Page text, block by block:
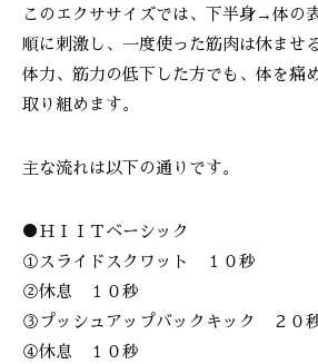
このエクササイズでは、下半身→体
順に刺激し、一度使った筋肉は休ませ
体力、筋力の低下した方でも、体を痛
取り組めます。
主な流れは以下の通りです。
●ＨＩＩＴベーシック
①スライドスクワット １０秒
②休息 １０秒
③プッシュアップバックキック ２０
④休息 １０秒